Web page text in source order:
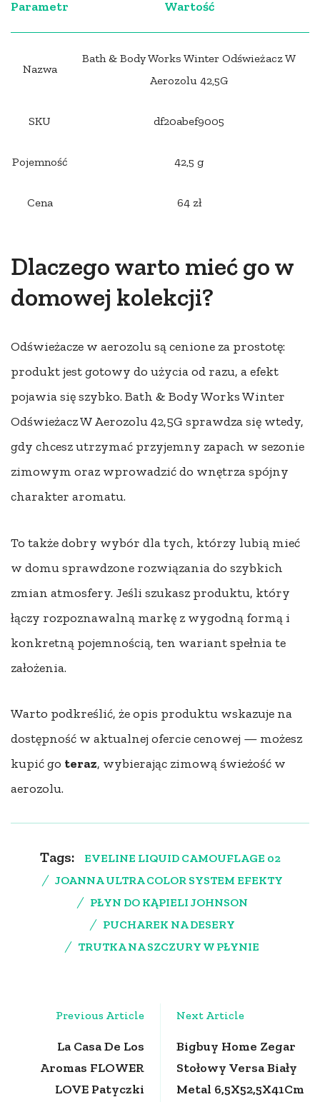
Parametr Wartość
Nazwa
Bath & Body Works Winter Odświeżacz W
Aerozolu 42,5G
SKU df20abef9005
Pojemność 42,5 g
Cena 64 zł
Dlaczego warto mieć go w
domowej kolekcji?
Odświeżacze w aerozolu są cenione za prostotę:
produkt jest gotowy do użycia od razu, a efekt
pojawia się szybko. Bath & Body Works Winter
Odświeżacz W Aerozolu 42,5G sprawdza się wtedy,
gdy chcesz utrzymać przyjemny zapach w sezonie
zimowym oraz wprowadzić do wnętrza spójny
charakter aromatu.
To także dobry wybór dla tych, którzy lubią mieć
w domu sprawdzone rozwiązania do szybkich
zmian atmosfery. Jeśli szukasz produktu, który
łączy rozpoznawalną markę z wygodną formą i
konkretną pojemnością, ten wariant spełnia te
założenia.
Warto podkreślić, że opis produktu wskazuje na
dostępność w aktualnej ofercie cenowej — możesz
kupić go teraz, wybierając zimową świeżość w
aerozolu.
Tags:
EVELINE LIQUID CAMOUFLAGE 02
JOANNA ULTRA COLOR SYSTEM EFEKTY
PŁYN DO KĄPIELI JOHNSON
PUCHAREK NA DESERY
TRUTKA NA SZCZURY W PŁYNIE
Previous Article
La Casa De Los
Aromas FLOWER
LOVE Patyczki
Next Article
Bigbuy Home Zegar
Stołowy Versa Biały
Metal 6,5X52,5X41Cm